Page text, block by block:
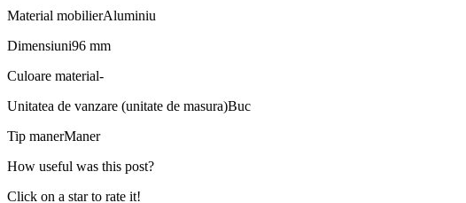
Material mobilierAluminiu
Dimensiuni96 mm
Culoare material-
Unitatea de vanzare (unitate de masura)Buc
Tip manerManer
How useful was this post?
Click on a star to rate it!